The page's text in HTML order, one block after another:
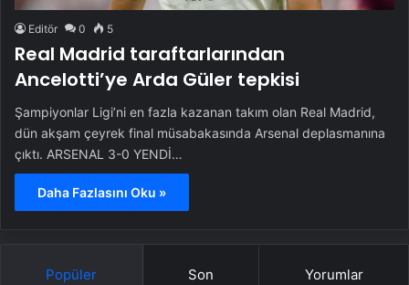
Editör 0 5
Real Madrid taraftarlarından
Ancelotti’ye Arda Güler tepkisi
Şampiyonlar Ligi’ni en fazla kazanan takım olan Real Madrid,
dün akşam çeyrek final müsabakasında Arsenal deplasmanına
çıktı. ARSENAL 3-0 YENDİ…
Daha Fazlasını Oku »
Popüler Son Yorumlar